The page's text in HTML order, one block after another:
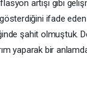
artışı gibi
ifade
şahit olmuştuk.
yaparak bir